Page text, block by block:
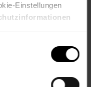
Einstellungen
Weinwelt